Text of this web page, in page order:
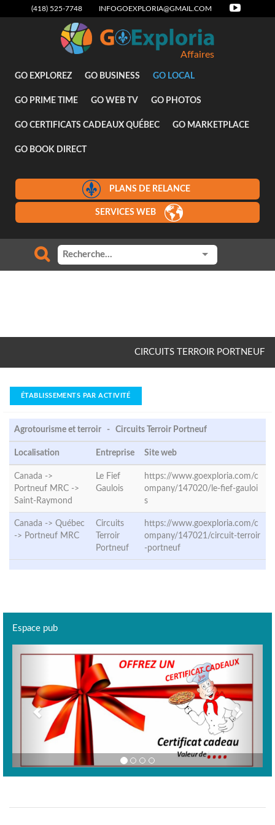
(418) 525-7748 INFOGOEXPLORIA@GMAIL.COM
Affaires
GO EXPLOREZ GO BUSINESS GO LOCAL
GO PRIME TIME GO WEB TV GO PHOTOS
GO CERTIFICATS CADEAUX QUÉBEC GO MARKETPLACE
GO BOOK DIRECT
PLANS DE RELANCE
SERVICES WEB
CIRCUITS TERROIR PORTNEUF
ÉTABLISSEMENTS PAR ACTIVITÉ
Agrotourisme et terroir - Circuits Terroir Portneuf
Localisation Entreprise Site web
Canada ->
Portneuf MRC ->
Saint-Raymond
Le Fief
Gaulois
https://www.goexploria.com/c
ompany/147020/le-fief-gauloi
s
Canada -> Québec
-> Portneuf MRC
Circuits
Terroir
Portneuf
https://www.goexploria.com/c
ompany/147021/circuit-terroir
-portneuf
Espace pub